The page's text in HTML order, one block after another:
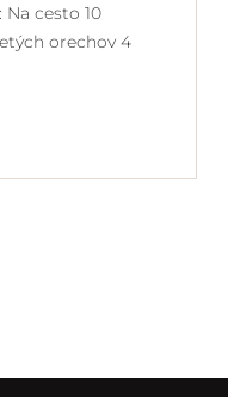
cesto 10
orechov 4